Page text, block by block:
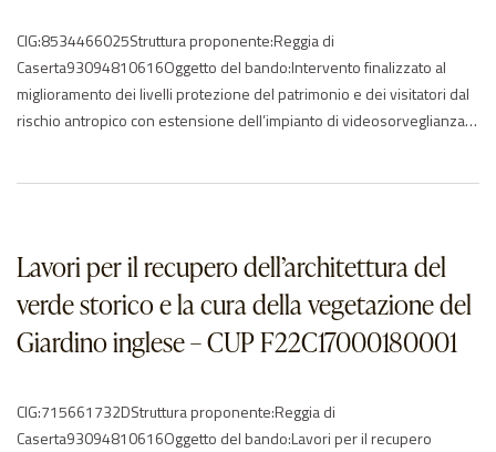
CIG:8534466025Struttura proponente:Reggia di
Caserta93094810616Oggetto del bando:Intervento finalizzato al
miglioramento dei livelli protezione del patrimonio e dei visitatori dal
rischio antropico con estensione dell’impianto di videosorveglianza
Lavori per il recupero dell’architettura del
verde storico e la cura della vegetazione del
Giardino inglese – CUP F22C17000180001
CIG:715661732DStruttura proponente:Reggia di
Caserta93094810616Oggetto del bando:Lavori per il recupero